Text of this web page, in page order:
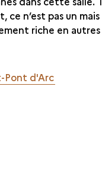
ce n’est pas un
riche en
Pont d'Arc